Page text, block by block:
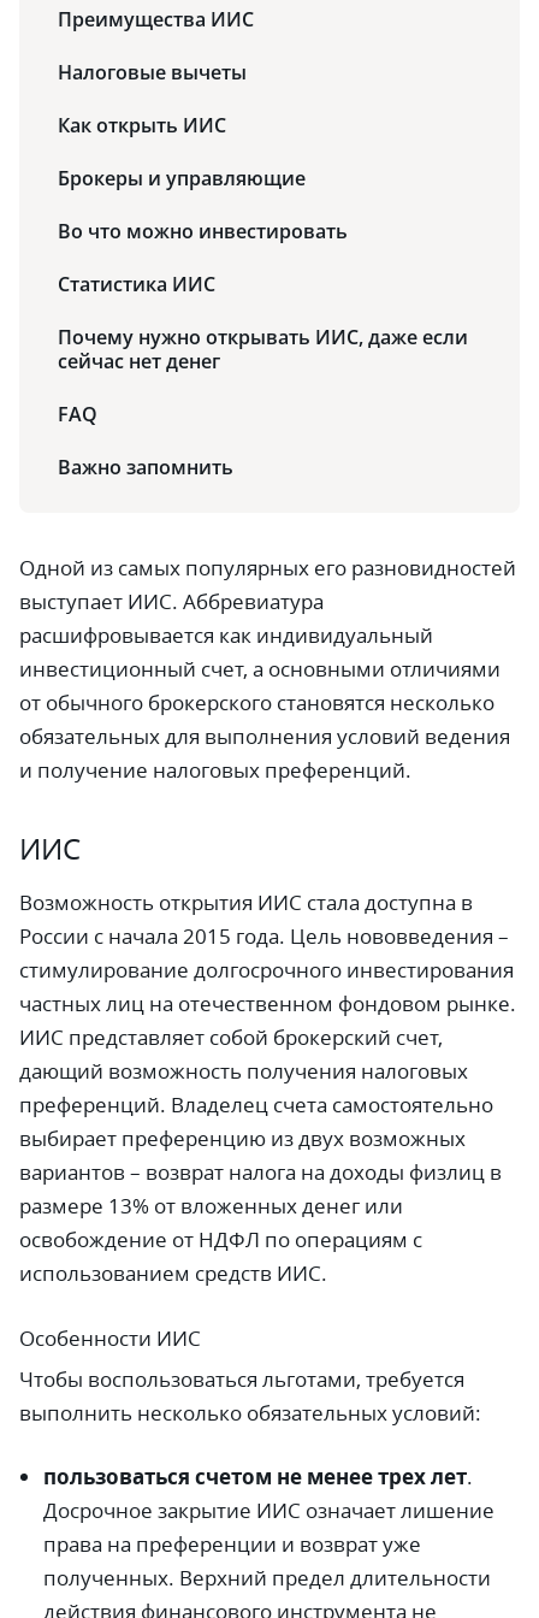
Преимущества ИИС
Налоговые вычеты
Как открыть ИИС
Брокеры и управляющие
Во что можно инвестировать
Статистика ИИС
Почему нужно открывать ИИС, даже если
сейчас нет денег
FAQ
Важно запомнить
Одной из самых популярных его разновидностей
выступает ИИС. Аббревиатура
расшифровывается как индивидуальный
инвестиционный счет, а основными отличиями
от обычного брокерского становятся несколько
обязательных для выполнения условий ведения
и получение налоговых преференций.
ИИС
Возможность открытия ИИС стала доступна в
России с начала 2015 года. Цель нововведения –
стимулирование долгосрочного инвестирования
частных лиц на отечественном фондовом рынке.
ИИС представляет собой брокерский счет,
дающий возможность получения налоговых
преференций. Владелец счета самостоятельно
выбирает преференцию из двух возможных
вариантов – возврат налога на доходы физлиц в
размере 13% от вложенных денег или
освобождение от НДФЛ по операциям с
использованием средств ИИС.
Особенности ИИС
Чтобы воспользоваться льготами, требуется
выполнить несколько обязательных условий:
пользоваться счетом не менее трех лет.
Досрочное закрытие ИИС означает лишение
права на преференции и возврат уже
полученных. Верхний предел длительности
действия финансового инструмента не